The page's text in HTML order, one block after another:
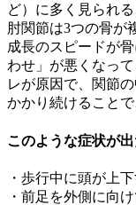
ど）に多く見られ
肘関節は3つの骨が
成長のスピードが
わせ」が悪くなっ
レが原因で、関節
かかり続けること
このような症状が
・歩行中に頭が上
・前足を外側に向け